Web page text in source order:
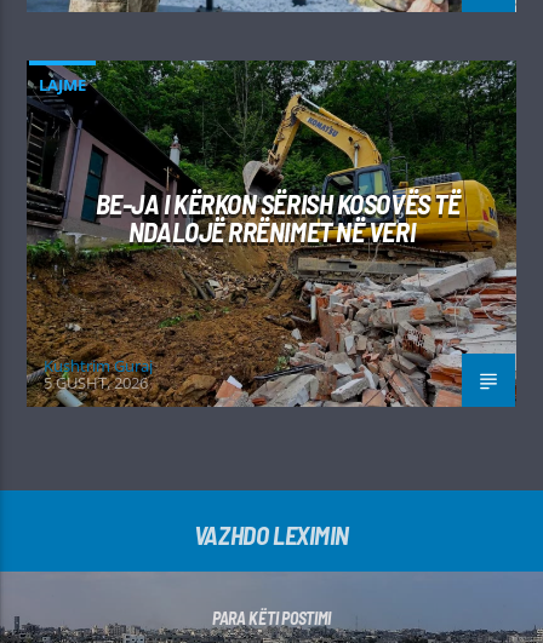
LAJME
BE-JA I KËRKON SËRISH KOSOVËS TË
NDALOJË RRËNIMET NË VERI
Kushtrim Guraj
5 GUSHT, 2026
VAZHDO LEXIMIN
PARA KËTI POSTIMI